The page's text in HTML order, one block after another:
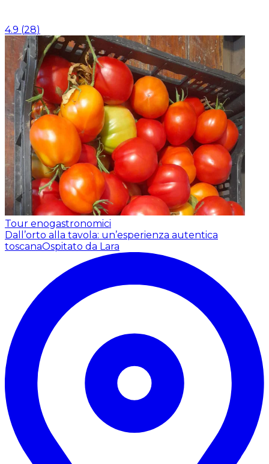
4.9 (28)
Tour enogastronomici
Dall’orto alla tavola: un’esperienza autentica
toscanaOspitato da Lara